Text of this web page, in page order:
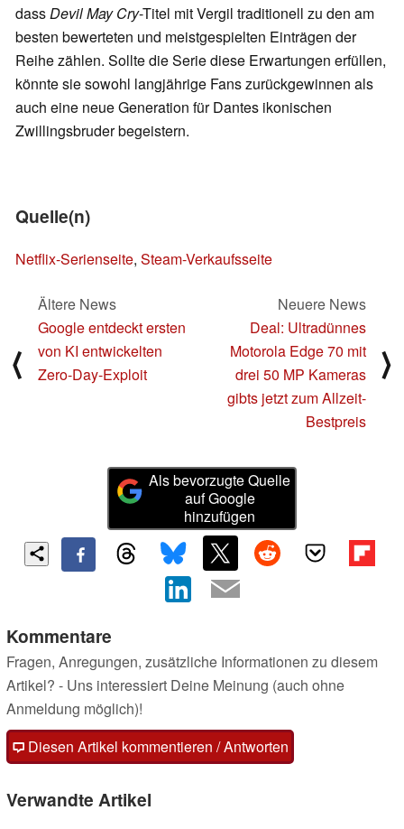
dassDevil May Cry-Titel mit Vergil traditionell zu den am
besten bewerteten und meistgespielten Einträgen der
Reihe zählen. Sollte die Serie diese Erwartungen erfüllen,
könnte sie sowohl langjährige Fans zurückgewinnen als
auch eine neue Generation für Dantes ikonischen
Zwillingsbruder begeistern.
Quelle(n)
Netflix-Serienseite, Steam-Verkaufsseite
⟨
Ältere News
Google entdeckt ersten
von KI entwickelten
Zero-Day-Exploit
Neuere News
Deal: Ultradünnes
Motorola Edge 70 mit
drei 50 MP Kameras
gibts jetzt zum Allzeit-
Bestpreis
⟩
Als bevorzugte Quelle
auf Google
hinzufügen
Kommentare
Fragen, Anregungen, zusätzliche Informationen zu diesem
Artikel? - Uns interessiert Deine Meinung (auch ohne
Anmeldung möglich)!
Diesen Artikel kommentieren / Antworten
Verwandte Artikel